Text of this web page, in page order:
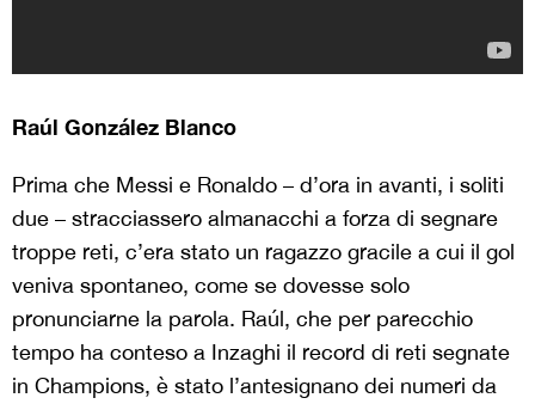
Raúl González Blanco
Prima che Messi e Ronaldo – d’ora in avanti, i soliti
due – stracciassero almanacchi a forza di segnare
troppe reti, c’era stato un ragazzo gracile a cui il gol
veniva spontaneo, come se dovesse solo
pronunciarne la parola. Raúl, che per parecchio
tempo ha conteso a Inzaghi il record di reti segnate
in Champions, è stato l’antesignano dei numeri da